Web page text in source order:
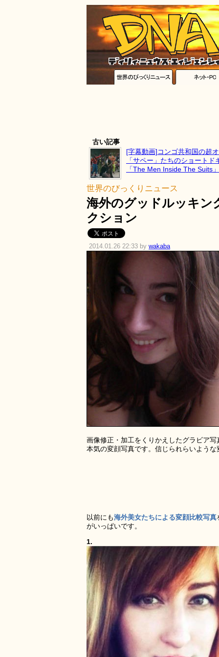
古い記事
[字幕動画]コンゴ共和国の超
「サペー」たちのショートド
「The Men Inside The Suits」
世界のびっくりニュース
海外のグッドルッキン
クション
2014.01.26 22:33 by wakaba
画像修正・加工をくりかえしたグラビア
本気の変顔写真です。信じられらいよう
以前にも海外美女たちによる変顔比較写真
がいっぱいです。
1.